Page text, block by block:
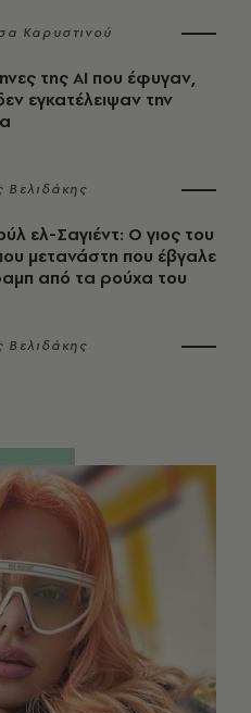
Καρυστινού
της ΑΙ που έφυγαν,
εγκατέλειψαν την
Βελιδάκης
ελ-Σαγιέντ: Ο γιος του
μετανάστη που έβγαλε
από τα ρούχα του
Βελιδάκης